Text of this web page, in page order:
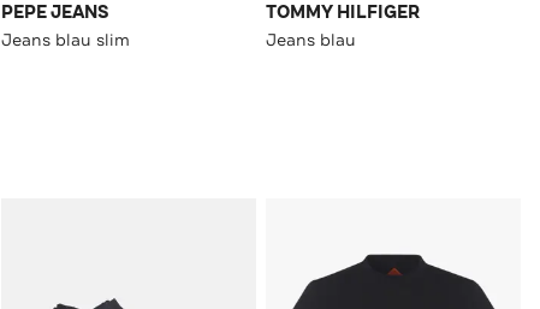
PEPE JEANS
Jeans blau slim
TOMMY HILFIGER
Jeans blau